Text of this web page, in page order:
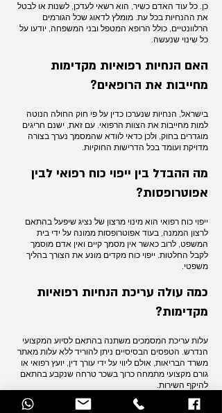
כן. כל עוד האדם כשיר, הוא רשאי לעדכן, לשנות או לבטל
את ההנחיות בכל עת. מומלץ לדאוג שכל הגורמים
הרלוונטיים, כולל הרופא המטפל ובני המשפחה, יודעו על
כל שינוי שנעשה.
האם הנחיות רפואיות מקדימות
מחייבות את הרופאים?
בישראל, הנחיות שנערכו כדין על פי חוק החולה הנוטה
למות מחייבות את הצוות הרפואי. עם זאת, ישנם חריגים
מוגדרים בחוק, ולכן כדאי לוודא שהמסמך נערך בצורה
מדויקת ועומד בכל הדרישות החוקיות.
מה ההבדל בין ייפוי כוח רפואי לבין
אפוטרופסות?
ייפוי כוח רפואי הוא מינוי מרצון של נציג שיפעל בהתאם
לרצון הממנה, בעוד אפוטרופסות ממונה על ידי בית
המשפט, לרוב כאשר אין מסמך קיים ואין אדם מוסמך
לקבל החלטות. ייפוי כוח מקדים מונע את הצורך בהליך
משפטי.
כמה עולה עריכת הנחיות רפואיות
מקדימות?
עלות עריכת המסמכים משתנה בהתאם לסיוע המקצועי
הנדרש. הטפסים הבסיסיים ניתן להוריד ללא עלות מאתר
משרד הבריאות, אולם ליווי על ידי עורך דין, יועץ רפואי או
גורם מקצועי מתמחה כרוך בשכר טרחה שנקבע בהתאם
להיקף השירות.
מעוניינים לתכנן את עתידכם הרפואי בצורה מסודרת
ומכובדת?